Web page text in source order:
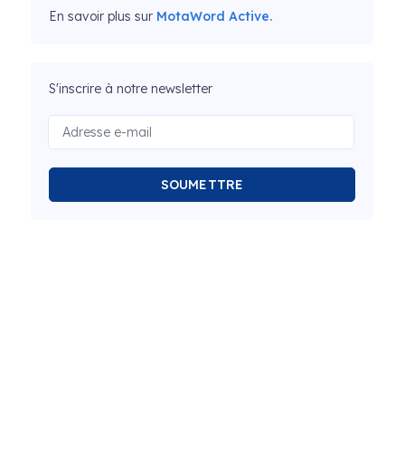
En savoir plus sur MotaWord Active.
S'inscrire à notre newsletter
SOUMETTRE